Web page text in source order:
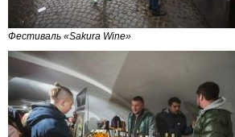
Фестиваль «Sakura Wine»